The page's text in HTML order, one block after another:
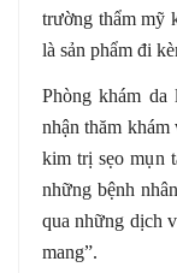
trường thẩm mỹ
là sản phẩm đi
Phòng khám
nhận thăm
kim trị sẹo mụn
những bệnh
qua những dịch
mang”.